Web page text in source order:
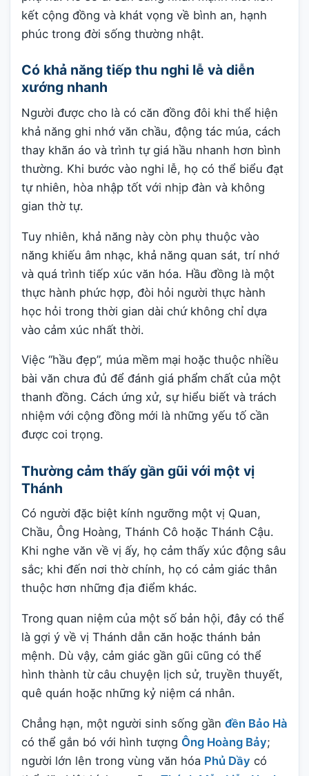
kết cộng đồng và khát vọng về bình an, hạnh
phúc trong đời sống thường nhật.
Có khả năng tiếp thu nghi lễ và diễn
xướng nhanh
Người được cho là có căn đồng đôi khi thể hiện
khả năng ghi nhớ văn chầu, động tác múa, cách
thay khăn áo và trình tự giá hầu nhanh hơn bình
thường. Khi bước vào nghi lễ, họ có thể biểu đạt
tự nhiên, hòa nhập tốt với nhịp đàn và không
gian thờ tự.
Tuy nhiên, khả năng này còn phụ thuộc vào
năng khiếu âm nhạc, khả năng quan sát, trí nhớ
và quá trình tiếp xúc văn hóa. Hầu đồng là một
thực hành phức hợp, đòi hỏi người thực hành
học hỏi trong thời gian dài chứ không chỉ dựa
vào cảm xúc nhất thời.
Việc “hầu đẹp”, múa mềm mại hoặc thuộc nhiều
bài văn chưa đủ để đánh giá phẩm chất của một
thanh đồng. Cách ứng xử, sự hiểu biết và trách
nhiệm với cộng đồng mới là những yếu tố cần
được coi trọng.
Thường cảm thấy gần gũi với một vị
Thánh
Có người đặc biệt kính ngưỡng một vị Quan,
Chầu, Ông Hoàng, Thánh Cô hoặc Thánh Cậu.
Khi nghe văn về vị ấy, họ cảm thấy xúc động sâu
sắc; khi đến nơi thờ chính, họ có cảm giác thân
thuộc hơn những địa điểm khác.
Trong quan niệm của một số bản hội, đây có thể
là gợi ý về vị Thánh dẫn căn hoặc thánh bản
mệnh. Dù vậy, cảm giác gần gũi cũng có thể
hình thành từ câu chuyện lịch sử, truyền thuyết,
quê quán hoặc những kỷ niệm cá nhân.
Chẳng hạn, một người sinh sống gần đền Bảo Hà
có thể gắn bó với hình tượng Ông Hoàng Bảy;
người lớn lên trong vùng văn hóa Phủ Dầy có